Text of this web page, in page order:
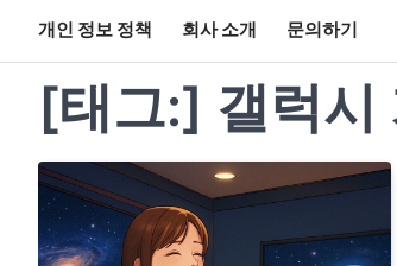
개인 정보 정책 회사 소개 문의하기
[태그:] 갤럭시